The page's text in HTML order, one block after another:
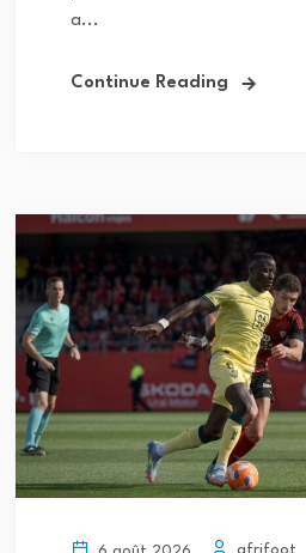
a...
Continue Reading